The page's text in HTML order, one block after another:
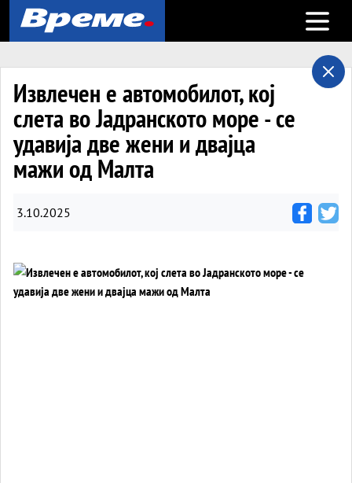
Open
Извлечен е автомобилот, кој
слета во Јадранското море - се
удавија две жени и двајца
мажи од Малта
3.10.2025